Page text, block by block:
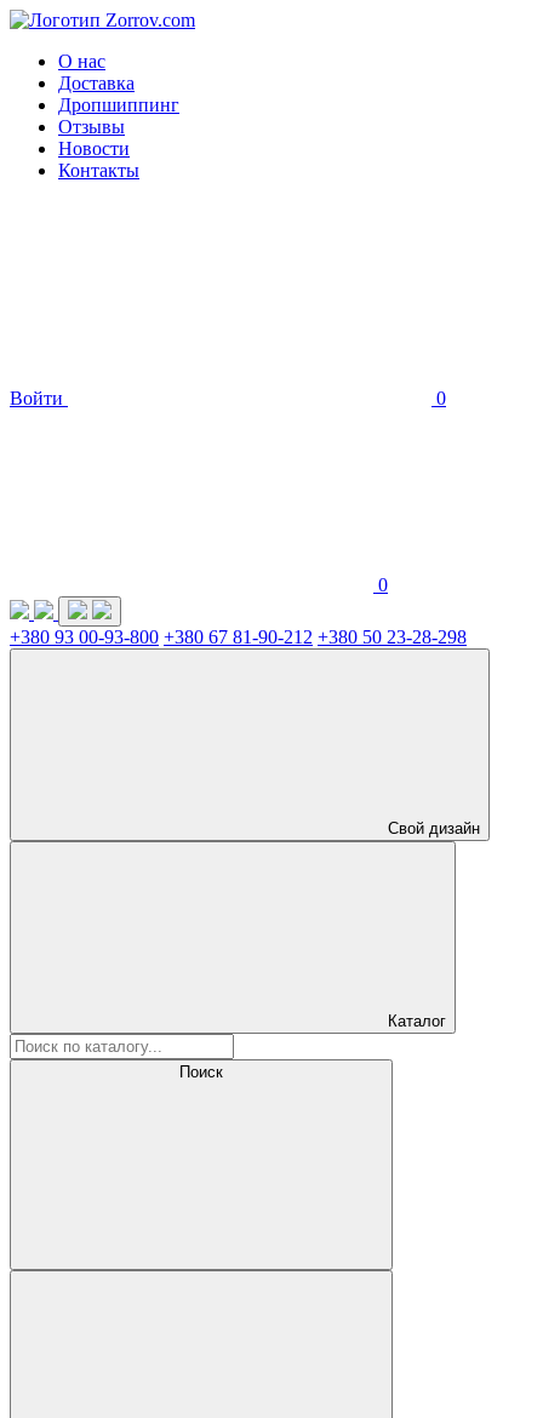
О нас
Доставка
Дропшиппинг
Отзывы
Новости
Контакты
Войти 0
0
+380 93 00-93-800 +380 67 81-90-212 +380 50 23-28-298
Свой дизайн
Каталог
Поиск